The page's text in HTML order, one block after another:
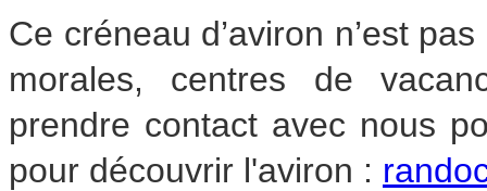
Ce créneau d’aviron n’est
morales, centres de
prendre contact avec nous
pour découvrir l'aviron :